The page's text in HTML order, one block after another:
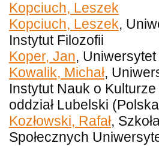
Kopciuch, Leszek
Kopciuch, Leszek,
Instytut Filozofii
Koper, Jan,
Kowalik, Michał,
Instytut Nauk o
oddział Lubelski
Kozłowski, Rafał,
Społecznych